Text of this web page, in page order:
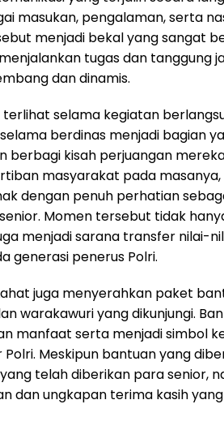
masukan, pengalaman, serta
menjadi bekal yang sangat
tugas dan tanggung
dan dinamis.
selama kegiatan
berdinas menjadi bagian
berbagi kisah perjuangan
masyarakat pada
dengan penuh perhatian
Momen tersebut tidak
menjadi sarana transfer nilai-
generasi penerus Polri.
juga menyerahkan paket
warakawuri yang dikunjungi.
manfaat serta menjadi simbol
Meskipun bantuan yang
telah diberikan para senior,
dan ungkapan terima kasih